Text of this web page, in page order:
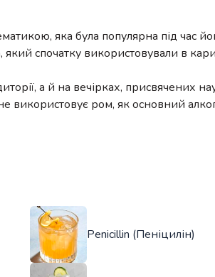
яка була популярна під час
який спочатку використовували в
а й на вечірках, присвячених
не використовує ром, як основний
Penicillin (Пеніцилін)